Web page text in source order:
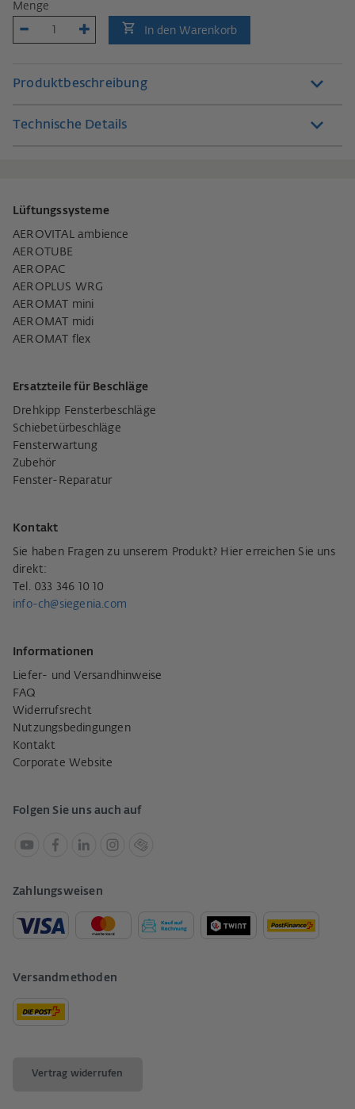
Menge
In den Warenkorb
Produktbeschreibung
Technische Details
Lüftungssysteme
AEROVITAL ambience
AEROTUBE
AEROPAC
AEROPLUS WRG
AEROMAT mini
AEROMAT midi
AEROMAT flex
Ersatzteile für Beschläge
Drehkipp Fensterbeschläge
Schiebetürbeschläge
Fensterwartung
Zubehör
Fenster-Reparatur
Kontakt
Sie haben Fragen zu unserem Produkt? Hier erreichen Sie uns
direkt:
Tel. 033 346 10 10
info-ch@siegenia.com
Informationen
Liefer- und Versandhinweise
FAQ
Widerrufsrecht
Nutzungsbedingungen
Kontakt
Corporate Website
Folgen Sie uns auch auf
Zahlungsweisen
Versandmethoden
Vertrag widerrufen